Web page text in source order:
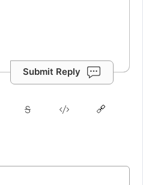
Submit Reply